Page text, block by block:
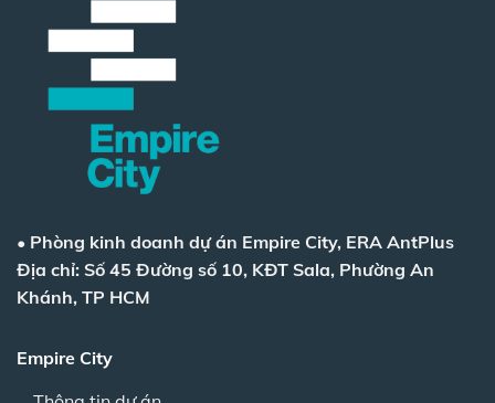
• Phòng kinh doanh dự án Empire City, ERA AntPlus
Địa chỉ: Số 45 Đường số 10, KĐT Sala, Phường An
Khánh, TP HCM
Empire City